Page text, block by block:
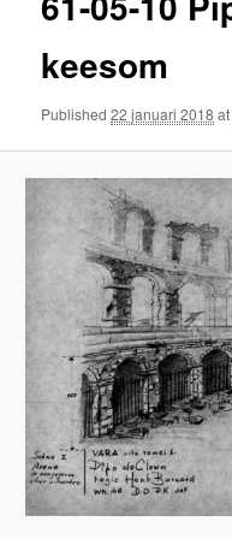
keesom
Published22 januari 2018